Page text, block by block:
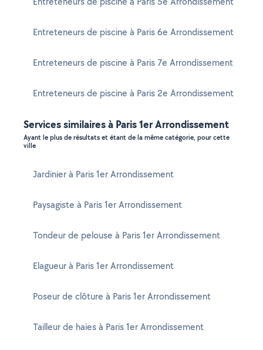
Entreteneurs de piscine à Paris 6e Arrondissement
Entreteneurs de piscine à Paris 7e Arrondissement
Entreteneurs de piscine à Paris 2e Arrondissement
Services similaires à Paris 1er Arrondissement
Ayant le plus de résultats et étant de la même catégorie, pour cette
ville
Jardinier à Paris 1er Arrondissement
Paysagiste à Paris 1er Arrondissement
Tondeur de pelouse à Paris 1er Arrondissement
Elagueur à Paris 1er Arrondissement
Poseur de clôture à Paris 1er Arrondissement
Tailleur de haies à Paris 1er Arrondissement